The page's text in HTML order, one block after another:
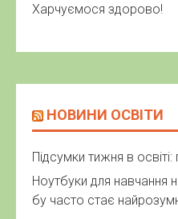
Харчуємося здорово!
НОВИНИ ОСВІТИ
Підсумки тижня в освіті:
Ноутбуки для навчання
бу часто стає